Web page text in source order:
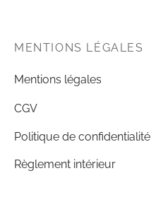
MENTIONS LÉGALES
Mentions légales
CGV
Politique de confidentialité
Règlement intérieur